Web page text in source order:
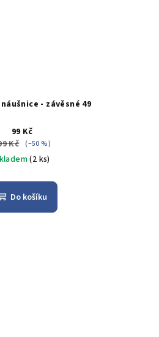
- závěsné 49
99 Kč
Kč (–50 %)
(2 ks)
Do košíku